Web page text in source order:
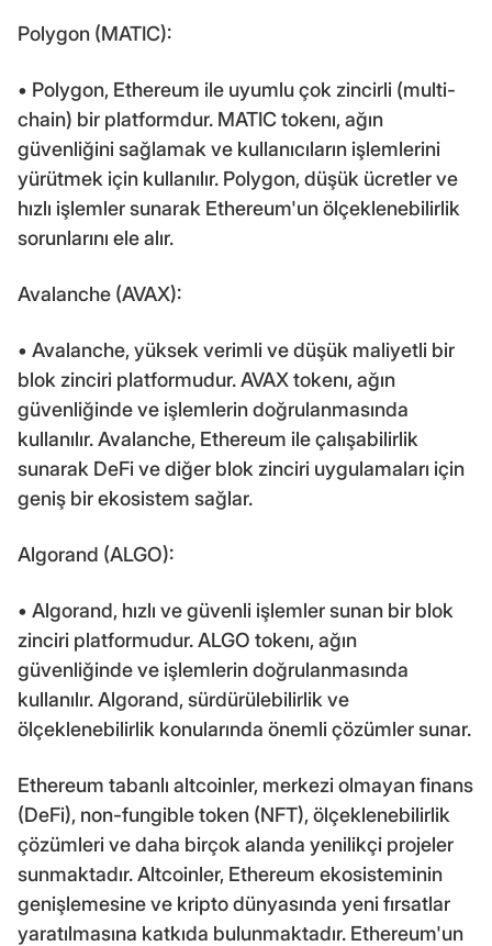
Polygon (MATIC):
• Polygon, Ethereum ile uyumlu çok zincirli (multi-
chain) bir platformdur. MATIC tokenı, ağın
güvenliğini sağlamak ve kullanıcıların işlemlerini
yürütmek için kullanılır. Polygon, düşük ücretler ve
hızlı işlemler sunarak Ethereum'un ölçeklenebilirlik
sorunlarını ele alır.
Avalanche (AVAX):
• Avalanche, yüksek verimli ve düşük maliyetli bir
blok zinciri platformudur. AVAX tokenı, ağın
güvenliğinde ve işlemlerin doğrulanmasında
kullanılır. Avalanche, Ethereum ile çalışabilirlik
sunarak DeFi ve diğer blok zinciri uygulamaları için
geniş bir ekosistem sağlar.
Algorand (ALGO):
• Algorand, hızlı ve güvenli işlemler sunan bir blok
zinciri platformudur. ALGO tokenı, ağın
güvenliğinde ve işlemlerin doğrulanmasında
kullanılır. Algorand, sürdürülebilirlik ve
ölçeklenebilirlik konularında önemli çözümler sunar.
Ethereum tabanlı altcoinler, merkezi olmayan finans
(DeFi), non-fungible token (NFT), ölçeklenebilirlik
çözümleri ve daha birçok alanda yenilikçi projeler
sunmaktadır. Altcoinler, Ethereum ekosisteminin
genişlemesine ve kripto dünyasında yeni fırsatlar
yaratılmasına katkıda bulunmaktadır. Ethereum'un